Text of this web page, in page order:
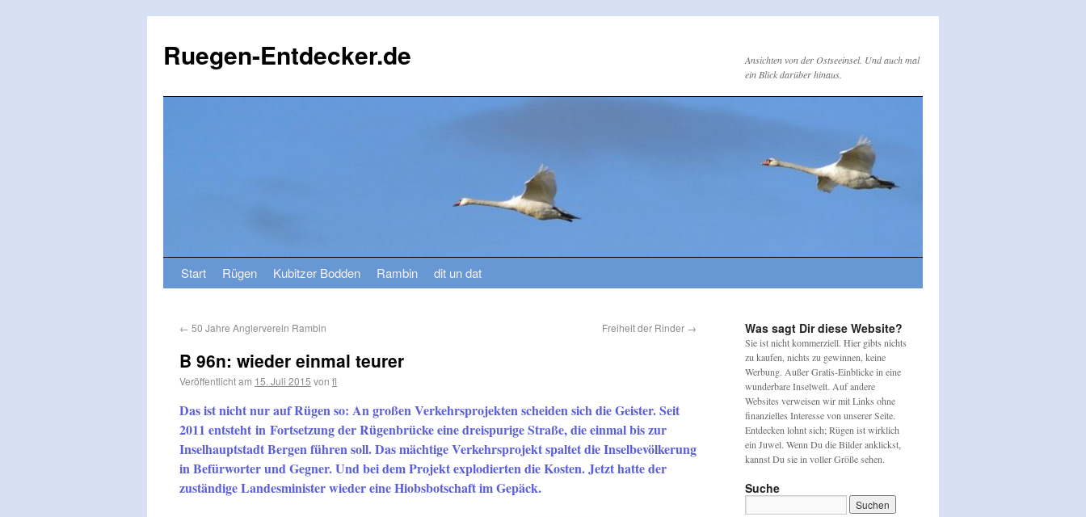
Ruegen-Entdecker.de
Ansichten von der Ostseeinsel. Und auch mal
ein Blick darüber hinaus.
Start Rügen Kubitzer Bodden Rambin dit un dat
← 50 Jahre Anglerverein Rambin Freiheit der Rinder →
B 96n: wieder einmal teurer
Veröffentlicht am 15. Juli 2015 von fl
Das ist nicht nur auf Rügen so: An großen Verkehrsprojekten scheiden sich die Geister. Seit
2011 entsteht in Fortsetzung der Rügenbrücke eine dreispurige Straße, die einmal bis zur
Inselhauptstadt Bergen führen soll. Das mächtige Verkehrsprojekt spaltet die Inselbevölkerung
in Befürworter und Gegner. Und bei dem Projekt explodierten die Kosten. Jetzt hatte der
zuständige Landesminister wieder eine Hiobsbotschaft im Gepäck.
Was sagt Dir diese Website?
Sie ist nicht kommerziell. Hier gibts nichts
zu kaufen, nichts zu gewinnen, keine
Werbung. Außer Gratis-Einblicke in eine
wunderbare Inselwelt. Auf andere
Websites verweisen wir mit Links ohne
finanzielles Interesse von unserer Seite.
Entdecken lohnt sich; Rügen ist wirklich
ein Juwel. Wenn Du die Bilder anklickst,
kannst Du sie in voller Größe sehen.
Suche